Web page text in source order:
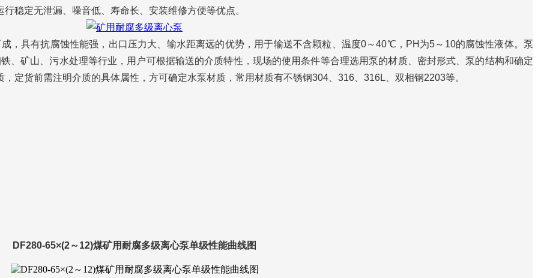
稳定无泄漏、噪音低、寿命长、安装维修方便等优点。
具有抗腐蚀性能强，出口压力大、输水距离远的优势，用于输送不含颗粒、温度0～40℃，PH为5～10的腐蚀性液体。泵
、矿山、污水处理等行业，用户可根据输送的介质特性，现场的使用条件等合理选用泵的材质、密封形式、泵的结构和确定
定货前需注明介质的具体属性，方可确定水泵材质，常用材质有不锈钢304、316、316L、双相钢2203等。
DF280-65×(2～12)煤矿用耐腐多级离心泵单级性能曲线图